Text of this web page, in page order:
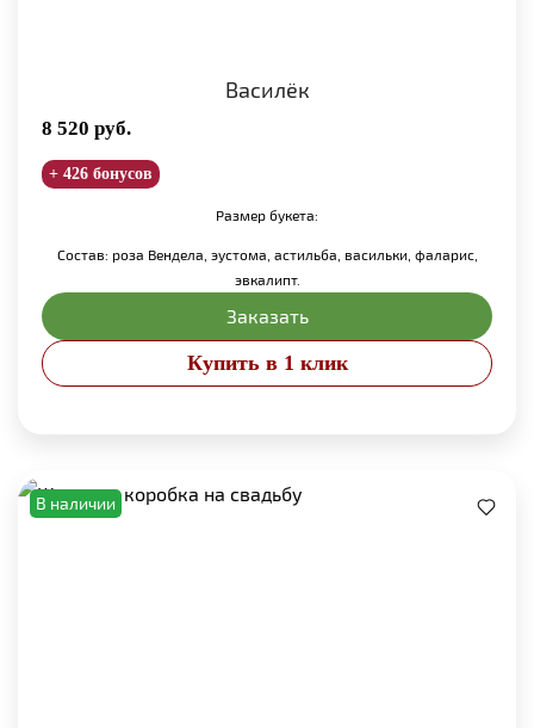
Василёк
8 520 руб.
+ 426 бонусов
Размер букета:
Состав: роза Вендела, эустома, астильба, васильки, фаларис,
эвкалипт.
Заказать
Купить в 1 клик
В наличии